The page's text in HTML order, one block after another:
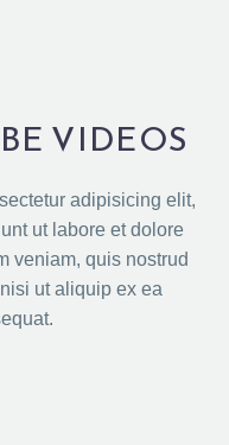
VIDEOS
adipisicing elit,
ut labore et dolore
veniam, quis nostrud
ut aliquip ex ea